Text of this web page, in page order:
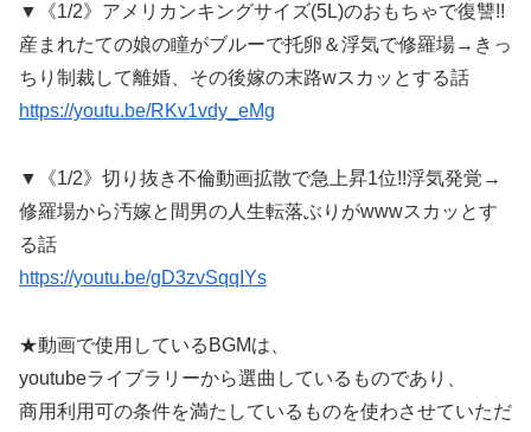
▼《1/2》アメリカンキングサイズ(5L)のおもちゃで復讐!!
産まれたての娘の瞳がブルーで托卵＆浮気で修羅場→きっ
ちり制裁して離婚、その後嫁の末路wスカッとする話
https://youtu.be/RKv1vdy_eMg
▼《1/2》切り抜き不倫動画拡散で急上昇1位!!浮気発覚→
修羅場から汚嫁と間男の人生転落ぶりがwwwスカッとす
る話
https://youtu.be/gD3zvSqqIYs
★動画で使用しているBGMは、
youtubeライブラリーから選曲しているものであり、
商用利用可の条件を満たしているものを使わさせていただ